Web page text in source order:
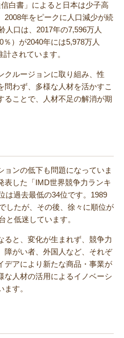
白書」によると日本は少子高
2008年をピークに人口減少が続
人口は、2017年の7,596万人
％）が2040年には5,978万人
計されています。
クルージョンに取り組み、性
問わず、多様な人材を活かすこ
ることで、人材不足の解消が期
ョンの低下も問題になっていま
表した「IMD世界競争力ランキ
は過去最低の34位です。1989
したが、その後、徐々に順位が
と低迷しています。
ると、変化が生まれず、競争力
障がい者、外国人など、それぞ
デアにより新たな商品・事業が
な人材の活用によるイノベーシ
す。